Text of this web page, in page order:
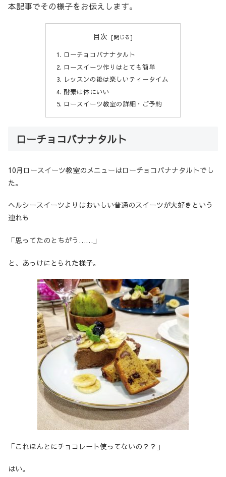
本記事でその様子をお伝えします。
目次
ローチョコバナナタルト
ロースイーツ作りはとても簡単
レッスンの後は楽しいティータイム
酵素は体にいい
ロースイーツ教室の詳細・ご予約
ローチョコバナナタルト
10月ロースイーツ教室のメニューはローチョコバナナタルトでし
た。
ヘルシースイーツよりはおいしい普通のスイーツが大好きという
連れも
「思ってたのとちがう……」
と、あっけにとられた様子。
「これほんとにチョコレート使ってないの？？」
はい。